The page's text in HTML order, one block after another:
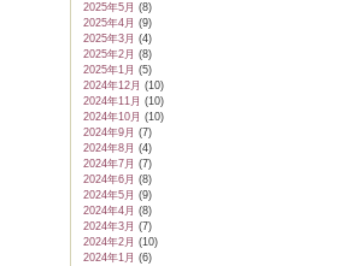
2025年5月 (8)
2025年4月 (9)
2025年3月 (4)
2025年2月 (8)
2025年1月 (5)
2024年12月 (10)
2024年11月 (10)
2024年10月 (10)
2024年9月 (7)
2024年8月 (4)
2024年7月 (7)
2024年6月 (8)
2024年5月 (9)
2024年4月 (8)
2024年3月 (7)
2024年2月 (10)
2024年1月 (6)